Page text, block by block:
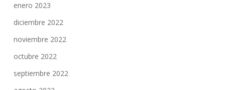
enero 2023
diciembre 2022
noviembre 2022
octubre 2022
septiembre 2022